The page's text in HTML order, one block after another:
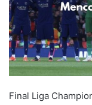
Final Liga